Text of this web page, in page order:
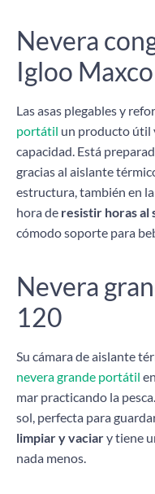
Nevera
Igloo
Las asas plegables y
portátil un producto útil
capacidad. Está
gracias al aislante
estructura, también en
hora de resistir horas al
cómodo soporte para
Nevera
120
Su cámara de aislante
nevera grande portátil
mar practicando la
sol, perfecta para
limpiar y vaciary tiene
nada menos.